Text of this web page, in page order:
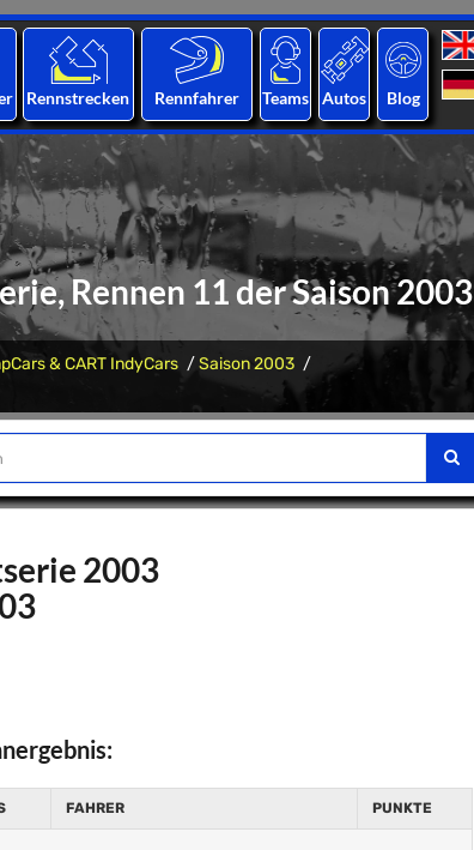
Rennstrecken Rennfahrer Teams Autos Blog
Rennen 11 der Saison 2003
& CART IndyCars
Saison 2003
2003
FAHRER PUNKTE